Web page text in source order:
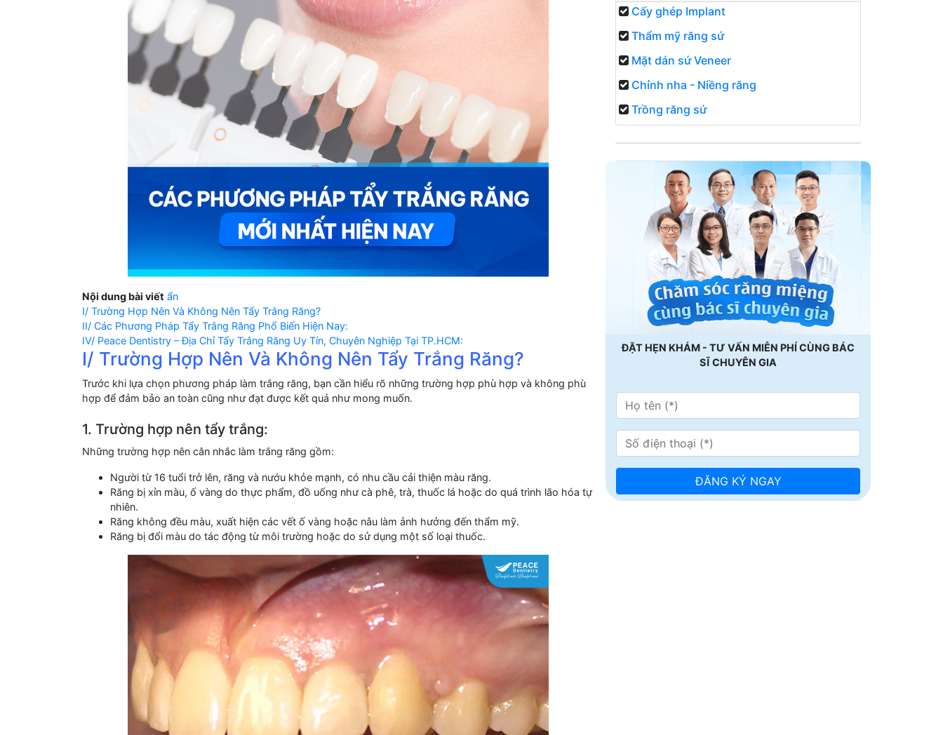
Nội dung bài viết ẩn
I/ Trường Hợp Nên Và Không Nên Tẩy Trắng Răng?
II/ Các Phương Pháp Tẩy Trắng Răng Phổ Biến Hiện Nay:
IV/ Peace Dentistry – Địa Chỉ Tẩy Trắng Răng Uy Tín, Chuyên Nghiệp Tại TP.HCM:
I/ Trường Hợp Nên Và Không Nên Tẩy Trắng Răng?
Trước khi lựa chọn phương pháp làm trắng răng, bạn cần hiểu rõ những trường hợp phù hợp và không phù
hợp để đảm bảo an toàn cũng như đạt được kết quả như mong muốn.
1. Trường hợp nên tẩy trắng:
Những trường hợp nên cân nhắc làm trắng răng gồm:
Người từ 16 tuổi trở lên, răng và nướu khỏe mạnh, có nhu cầu cải thiện màu răng.
Răng bị xỉn màu, ố vàng do thực phẩm, đồ uống như cà phê, trà, thuốc lá hoặc do quá trình lão hóa tự
nhiên.
Răng không đều màu, xuất hiện các vết ố vàng hoặc nâu làm ảnh hưởng đến thẩm mỹ.
Răng bị đổi màu do tác động từ môi trường hoặc do sử dụng một số loại thuốc.
Cấy ghép Implant
Thẩm mỹ răng sứ
Mặt dán sứ Veneer
Chỉnh nha - Niềng răng
Trồng răng sứ
ĐẶT HẸN KHÁM - TƯ VẤN MIỄN PHÍ CÙNG BÁC
SĨ CHUYÊN GIA